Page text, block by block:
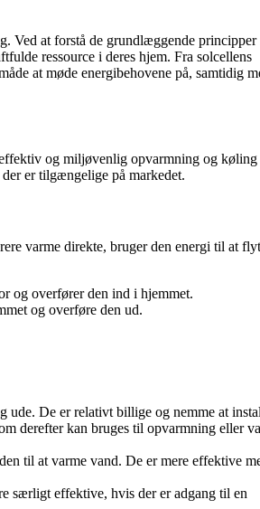
Ved at forstå de grundlæggende
ressource i deres hjem. Fra solcellens
at møde energibehovene på, samtidig
og miljøvenlig opvarmning og køling
er tilgængelige på markedet.
varme direkte, bruger den energi til at
og overfører den ind i hjemmet.
og overføre den ud.
ude. De er relativt billige og nemme at
derefter kan bruges til opvarmning eller
til at varme vand. De er mere effektive
særligt effektive, hvis der er adgang til en